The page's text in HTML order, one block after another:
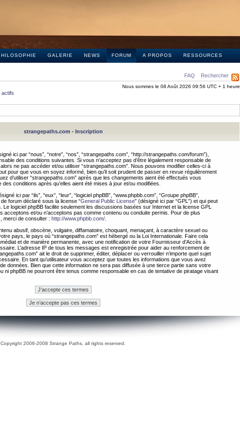
GALERIE NEWS FORUM A PROPOS RESSOURCES
FAQ Rechercher
Nous sommes le 08 Août 2026 09:56 UTC + 1 heure
actifs
strangepaths.com - Inscription
ici par “nous”, “notre”, “nos”, “strangepaths.com”, “http://strangepaths.com/forum”),
des conditions suivantes. Si vous n’acceptez pas d’être légalement responsable de
ne pas accéder et/ou utiliser “strangepaths.com”. Nous pouvons modifier celles-ci à
pour que vous en soyez informé, bien qu’il soit prudent de passer en revue régulièrement
d’utiliser “strangepaths.com” après que les changements aient été effectués vous
conditions après qu’elles aient été mises à jour et/ou modifiées.
ici par “ils”, “eux”, “leur”, “logiciel phpBB”, “www.phpbb.com”, “Groupe phpBB”,
forum déclaré sous la license “General Public License” (désigné ici par “GPL”) et qui peut
. Le logiciel phpBB facilite seulement les discussions basées sur Internet et la license GPL
acceptons et/ou n’acceptons pas comme contenu ou conduite permis. Pour de plus
merci de consulter : http://www.phpbb.com/
abusif, obscène, vulgaire, diffamatoire, choquant, menaçant, à caractère sexuel ou
pays, le pays où “strangepaths.com” est hébergé ou la Loi Internationale. Faire cela
et de manière permanente, avec une notification de votre Fournisseur d’Accès à
L’adresse IP de tous les messages est enregistrée pour aider au renforcement de
ait le droit de supprimer, éditer, déplacer ou verrouiller n’importe quel sujet
En tant qu’utilisateur vous acceptez que toutes les informations que vous avez
données. Bien que cette information ne sera pas diffusée à une tierce partie sans votre
ni phpBB ne pourront être tenus comme responsable en cas de tentative de piratage visant
Copyright 2006-2008 Strange Paths, all rights reserved.